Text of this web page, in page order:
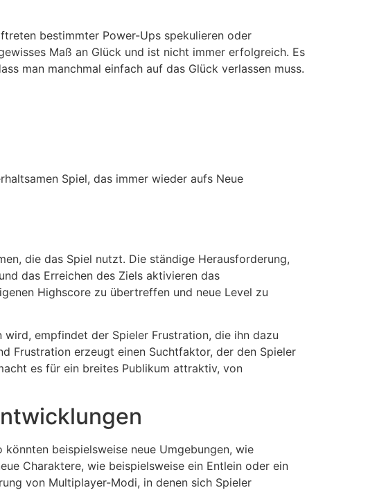
bestimmter Power-Ups spekulieren oder
Maß an Glück und ist nicht immer erfolgreich. Es
man manchmal einfach auf das Glück verlassen muss.
Spiel, das immer wieder aufs Neue
die das Spiel nutzt. Die ständige Herausforderung,
das Erreichen des Ziels aktivieren das
Highscore zu übertreffen und neue Level zu
empfindet der Spieler Frustration, die ihn dazu
Frustration erzeugt einen Suchtfaktor, der den Spieler
es für ein breites Publikum attraktiv, von
beispielsweise neue Umgebungen, wie
Charaktere, wie beispielsweise ein Entlein oder ein
von Multiplayer-Modi, in denen sich Spieler